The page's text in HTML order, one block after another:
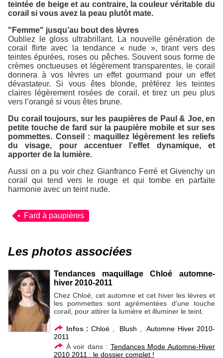
teintée de beige et au contraire, la couleur véritable du
corail si vous avez la peau plutôt mate.
"Femme" jusqu’au bout des lèvres
Oubliez le gloss ultrabrillant. La nouvelle génération de
corail flirte avec la tendance « nude », tirant vers des
teintes épurées, roses ou pêches. Souvent sous forme de
crèmes onctueuses et légèrement transparentes, le corail
donnera à vos lèvres un effet gourmand pour un effet
dévastateur. Si vous êtes blonde, préférez les teintes
claires légèrement rosées de corail, et tirez un peu plus
vers l’orangé si vous êtes brune.
Du corail toujours, sur les paupières de Paul & Joe, en
petite touche de fard sur la paupière mobile et sur ses
pommettes. Conseil : maquillez légèrement les reliefs
du visage, pour accentuer l’effet dynamique, et
apporter de la lumière.
Aussi on a pu voir chez Gianfranco Ferré et Givenchy un
corail qui tend vers le rouge et qui tombe en parfaite
harmonie avec un teint nude.
Fard à paupières
Les photos associées
Tendances maquillage Chloé automne-
hiver 2010-2011
Chez Chloé, cet automne et cet hiver les lèvres et
les pommettes sont agrémentées d’une touche
corail, pour attirer la lumière et illuminer le teint.
Infos : Chloé Blush ,Automne Hiver 2010-
2011
À voir dans : Tendances Mode Automne-Hiver
2010 2011 : le dossier complet !